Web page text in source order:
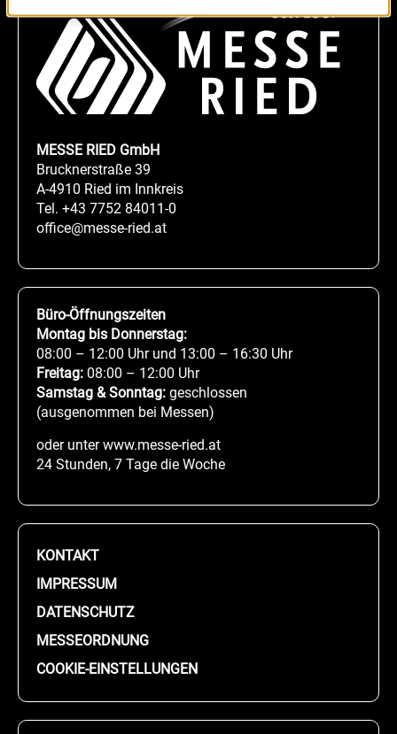
MESSE RIED GmbH
Brucknerstraße 39
A-4910 Ried im Innkreis
Tel. +43 7752 84011-0
office@messe-ried.at
Büro-Öffnungszeiten
Montag bis Donnerstag:
08:00 – 12:00 Uhr und 13:00 – 16:30 Uhr
Freitag: 08:00 – 12:00 Uhr
Samstag & Sonntag: geschlossen
(ausgenommen bei Messen)
oder unter www.messe-ried.at
24 Stunden, 7 Tage die Woche
KONTAKT
IMPRESSUM
DATENSCHUTZ
MESSEORDNUNG
COOKIE-EINSTELLUNGEN